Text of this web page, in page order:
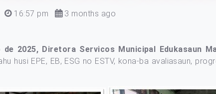
16:57 pm 3 months ago
2025, Diretora Servicos Municipal Edukasaun
husi EPE, EB, ESG no ESTV, kona-ba avaliasaun,